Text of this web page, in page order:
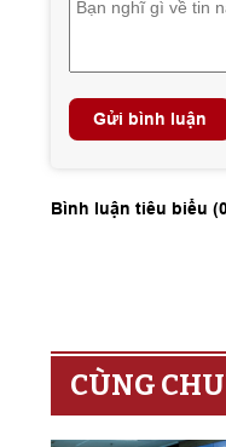
Gửi bình luận
Bình luận tiêu biểu (0
CÙNG